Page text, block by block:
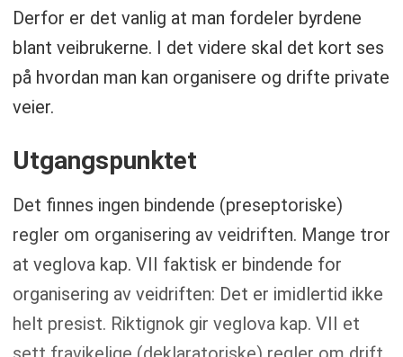
Derfor er det vanlig at man fordeler byrdene
blant veibrukerne. I det videre skal det kort ses
på hvordan man kan organisere og drifte private
veier.
Utgangspunktet
Det finnes ingen bindende (preseptoriske)
regler om organisering av veidriften. Mange tror
at veglova kap. VII faktisk er bindende for
organisering av veidriften: Det er imidlertid ikke
helt presist. Riktignok gir veglova kap. VII et